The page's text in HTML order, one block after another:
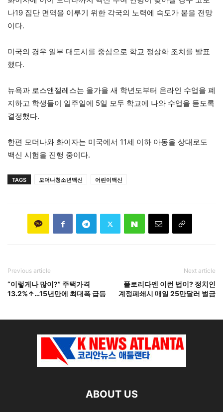
나19 집단 면역을 이루기 위한 각국의 노력에 속도가 붙을 전망
이다.
미국의 경우 일부 대도시를 중심으로 학교 정상화 조치를 발표
했다.
뉴욕과 로스앤젤레스는 올가을 새 학년도부터 온라인 수업을 폐
지하고 학생들이 일주일에 5일 모두 학교에 나와 수업을 듣도록
결정했다.
한편 모더나와 화이자는 미국에서 11세 이하 아동을 상대로도
백신 시험을 진행 중이다.
TAGS 모더나청소년백신 어린이백신
Previous article
“이렇게나 많이?” 주택가격
13.2%↑…15년만에 최대폭 급등
Next article
플로리다엔 이런 법이? 정치인
계정폐쇄시 매일 25만달러 벌금
ABOUT US